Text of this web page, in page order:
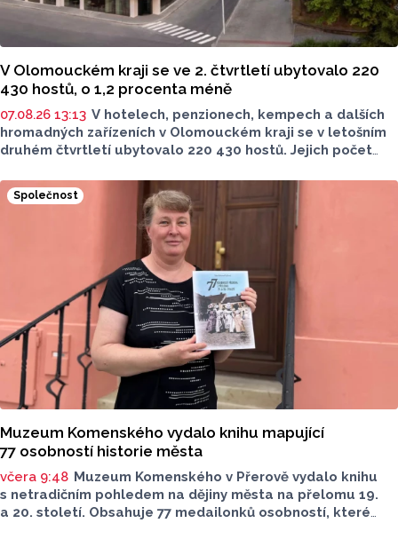
V Olomouckém kraji se ve 2. čtvrtletí ubytovalo 220
430 hostů, o 1,2 procenta méně
07.08.26 13:13 V hotelech, penzionech, kempech a dalších
hromadných zařízeních v Olomouckém kraji se v letošním
druhém čtvrtletí ubytovalo 220 430 hostů. Jejich počet
přibylo ubytovaných cizinců, kterých bylo 45 548,
meziročně o 9,1 procenta více. Naopak domácích hostů
v regionu ubylo, kraj v tomto období navštívilo 174 882
turistů, což bylo meziročně o 3,6 procenta méně. Celkový
počet přenocování v kraji klesl o 4,7 procenta. Údaje
dnes zveřejnil Český statistický úřad (ČSÚ).
Společnost
Muzeum Komenského vydalo knihu mapující
77 osobností historie města
včera 9:48 Muzeum Komenského v Přerově vydalo knihu
s netradičním pohledem na dějiny města na přelomu 19.
a 20. století. Obsahuje 77 medailonků osobností, které